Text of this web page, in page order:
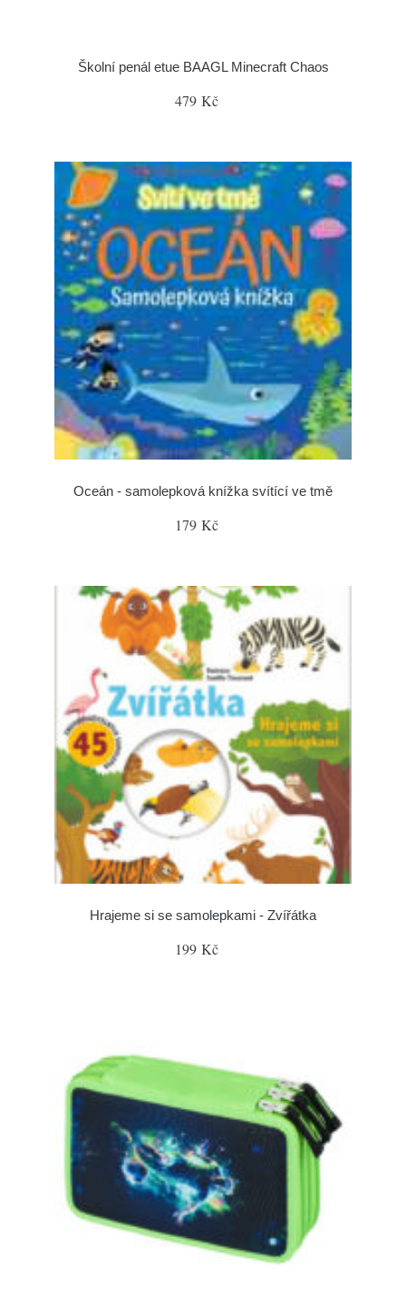
Školní penál etue BAAGL Minecraft Chaos
479 Kč
Oceán - samolepková knížka svítící ve tmě
179 Kč
Hrajeme si se samolepkami - Zvířátka
199 Kč